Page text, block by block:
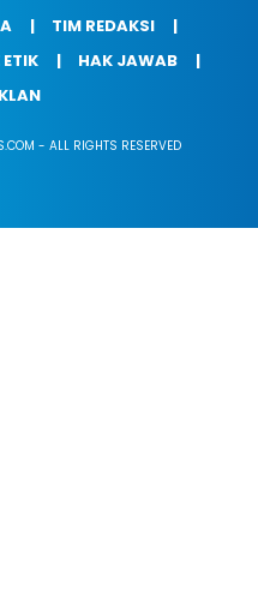
TIM REDAKSI
ETIK
HAK JAWAB
- ALL RIGHTS RESERVED